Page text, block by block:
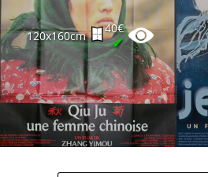
120x160cm
40€
✔